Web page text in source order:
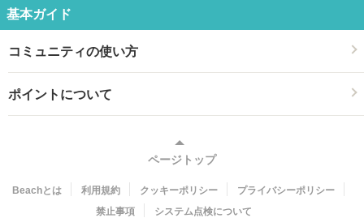
基本ガイド
コミュニティの使い方
ポイントについて
ページトップ
Beachとは 利用規約 クッキーポリシー
プライバシーポリシー
禁止事項
システム点検について